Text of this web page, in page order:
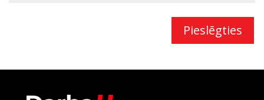
Pieslēgties